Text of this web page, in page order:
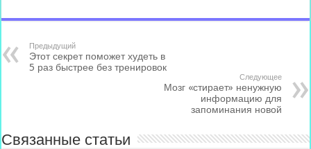
Предыдущий
Этот секрет поможет худеть в
5 раз быстрее без тренировок
Следующее
Мозг «стирает» ненужную
информацию для
запоминания новой
Связанные статьи